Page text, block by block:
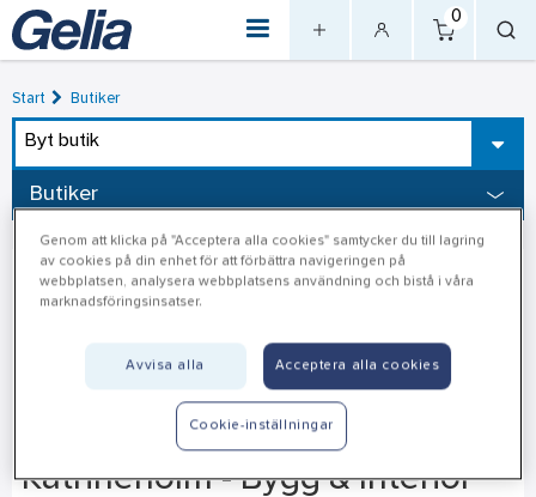
0
Start Butiker
Byt butik
Butiker
Katrineholm - Bygg & Interiör
Genom att klicka på "Acceptera alla cookies" samtycker du till lagring
av cookies på din enhet för att förbättra navigeringen på
webbplatsen, analysera webbplatsens användning och bistå i våra
marknadsföringsinsatser.
Avvisa alla Acceptera alla cookies
Cookie-inställningar